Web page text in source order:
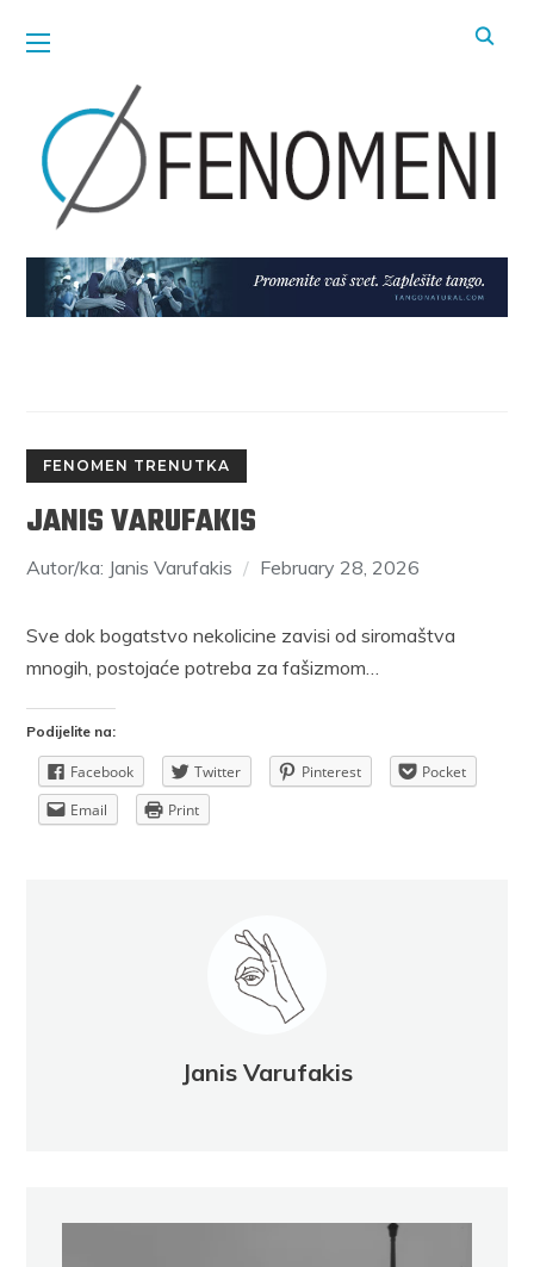
FENOMEN TRENUTKA
JANIS VARUFAKIS
Autor/ka: Janis Varufakis February 28, 2026
Sve dok bogatstvo nekolicine zavisi od siromaštva
mnogih, postojaće potreba za fašizmom…
Podijelite na:
Facebook Twitter Pinterest
Pocket
Email
Print
Janis Varufakis